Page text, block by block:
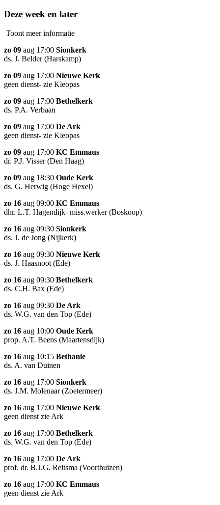
Deze week en later
Toont meer informatie
zo 09 aug 17:00 Sionkerk
ds. J. Belder (Harskamp)
zo 09 aug 17:00 Nieuwe Kerk
geen dienst- zie Kleopas
zo 09 aug 17:00 Bethelkerk
ds. P.A. Verbaan
zo 09 aug 17:00 De Ark
geen dienst- zie Kleopas
zo 09 aug 17:00 KC Emmaus
dr. P.J. Visser (Den Haag)
zo 09 aug 18:30 Oude Kerk
ds. G. Herwig (Hoge Hexel)
zo 16 aug 09:00 KC Emmaus
dhr. L.T. Hagendijk- miss.werker (Boskoop)
zo 16 aug 09:30 Sionkerk
ds. J. de Jong (Nijkerk)
zo 16 aug 09:30 Nieuwe Kerk
ds. J. Haasnoot (Ede)
zo 16 aug 09:30 Bethelkerk
ds. C.H. Bax (Ede)
zo 16 aug 09:30 De Ark
ds. W.G. van den Top (Ede)
zo 16 aug 10:00 Oude Kerk
prop. A.T. Beens (Maartensdijk)
zo 16 aug 10:15 Bethanie
ds. A. van Duinen
zo 16 aug 17:00 Sionkerk
ds. J.M. Molenaar (Zoetermeer)
zo 16 aug 17:00 Nieuwe Kerk
geen dienst zie Ark
zo 16 aug 17:00 Bethelkerk
ds. W.G. van den Top (Ede)
zo 16 aug 17:00 De Ark
prof. dr. B.J.G. Reitsma (Voorthuizen)
zo 16 aug 17:00 KC Emmaus
geen dienst zie Ark